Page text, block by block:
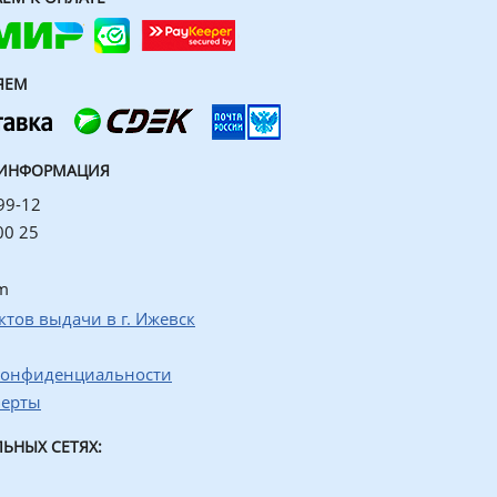
12
25
выдачи в г. Ижевск
СЕТЯХ: